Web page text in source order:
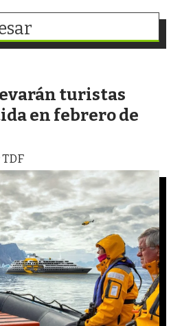
turistas
en febrero de